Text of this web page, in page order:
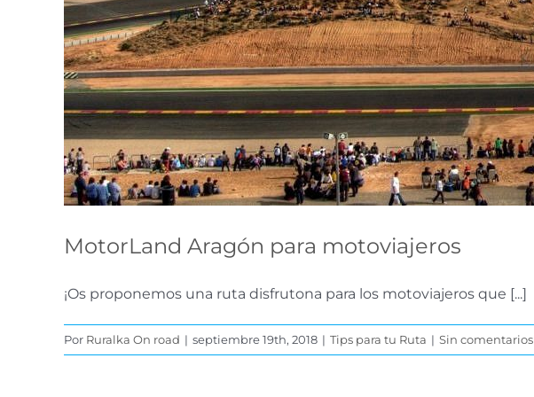
MotorLand Aragón para motoviajeros
¡Os proponemos una ruta disfrutona para los motoviajeros que [...]
Por Ruralka On road | septiembre 19th, 2018 | Tips para tu Ruta | Sin comentarios